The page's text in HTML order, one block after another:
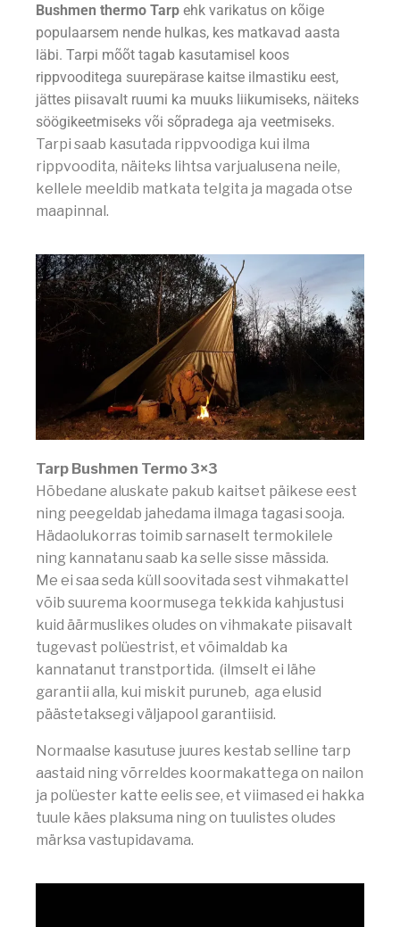
Bushmen thermo Tarp ehk varikatus on kõige
populaarsem nende hulkas, kes matkavad aasta
läbi. Tarpi mõõt tagab kasutamisel koos
rippvooditega suurepärase kaitse ilmastiku eest,
jättes piisavalt ruumi ka muuks liikumiseks, näiteks
söögikeetmiseks või sõpradega aja veetmiseks.
Tarpi saab kasutada rippvoodiga kui ilma
rippvoodita, näiteks lihtsa varjualusena neile,
kellele meeldib matkata telgita ja magada otse
maapinnal.
Tarp Bushmen Termo 3×3
Hõbedane aluskate pakub kaitset päikese eest
ning peegeldab jahedama ilmaga tagasi sooja.
Hädaolukorras toimib sarnaselt termokilele
ning kannatanu saab ka selle sisse mässida.
Me ei saa seda küll soovitada sest vihmakattel
võib suurema koormusega tekkida kahjustusi
kuid äärmuslikes oludes on vihmakate piisavalt
tugevast polüestrist, et võimaldab ka
kannatanut transtportida. (ilmselt ei lähe
garantii alla, kui miskit puruneb, aga elusid
päästetaksegi väljapool garantiisid.
Normaalse kasutuse juures kestab selline tarp
aastaid ning võrreldes koormakattega on nailon
ja polüester katte eelis see, et viimased ei hakka
tuule käes plaksuma ning on tuulistes oludes
märksa vastupidavama.